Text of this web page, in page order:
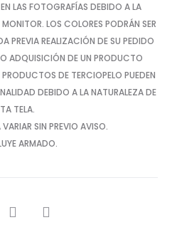
LAS FOTOGRAFÍAS DEBIDO A LA
LOS COLORES PODRÁN SER
PREVIA REALIZACIÓN DE SU PEDIDO
ADQUISICIÓN DE UN PRODUCTO
DE TERCIOPELO PUEDEN
DEBIDO A LA NATURALEZA DE
TELA.
SIN PREVIO AVISO.
ARMADO.